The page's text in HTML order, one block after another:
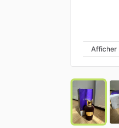
Afficher